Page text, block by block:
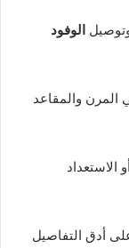
الوفود
المرن والمقاعد
الاستعداد
أدق التفاصيل